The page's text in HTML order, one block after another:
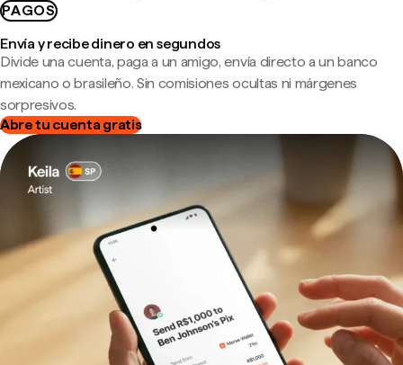
PAGOS
Envía y recibe dinero en segundos
Divide una cuenta, paga a un amigo, envía directo a un banco
mexicano o brasileño. Sin comisiones ocultas ni márgenes
sorpresivos.
Abre tu cuenta gratis